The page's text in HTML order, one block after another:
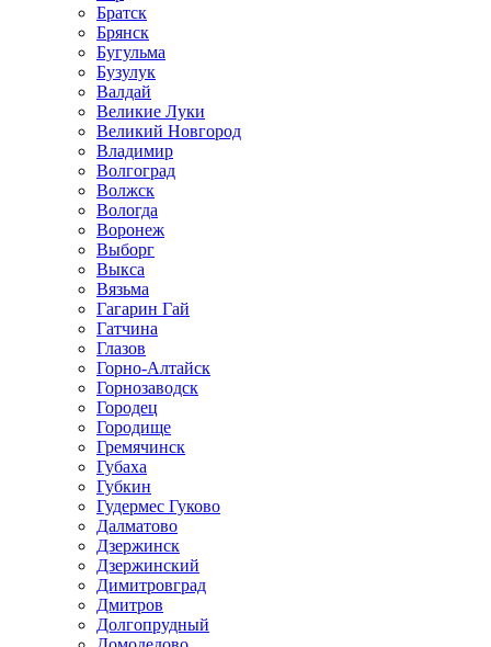
Братск
Брянск
Бугульма
Бузулук
Валдай
Великие Луки
Великий Новгород
Владимир
Волгоград
Волжск
Вологда
Воронеж
Выборг
Выкса
Вязьма
Гагарин Гай
Гатчина
Глазов
Горно-Алтайск
Горнозаводск
Городец
Городище
Гремячинск
Губаха
Губкин
Гудермес Гуково
Далматово
Дзержинск
Дзержинский
Димитровград
Дмитров
Долгопрудный